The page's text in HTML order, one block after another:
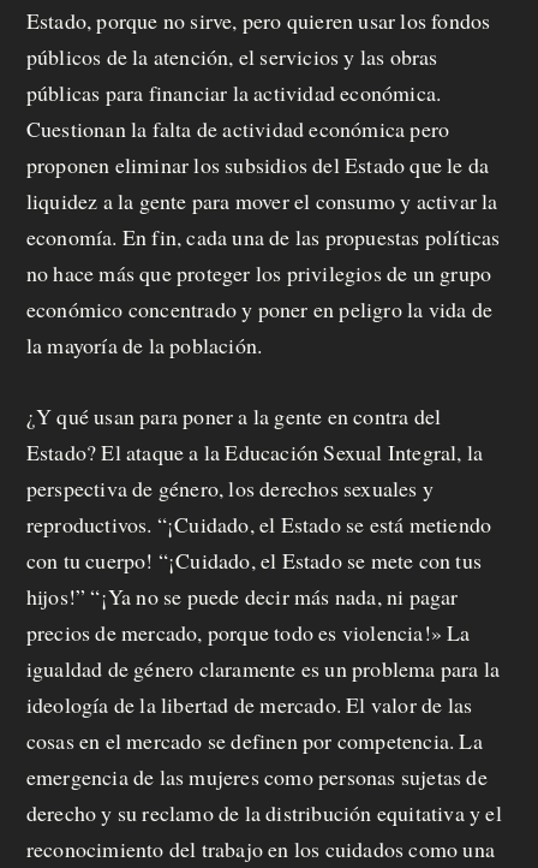
Estado, porque no sirve, pero quieren usar los fondos
públicos de la atención, el servicios y las obras
públicas para financiar la actividad económica.
Cuestionan la falta de actividad económica pero
proponen eliminar los subsidios del Estado que le da
liquidez a la gente para mover el consumo y activar la
economía. En fin, cada una de las propuestas políticas
no hace más que proteger los privilegios de un grupo
económico concentrado y poner en peligro la vida de
la mayoría de la población.
¿Y qué usan para poner a la gente en contra del
Estado? El ataque a la Educación Sexual Integral, la
perspectiva de género, los derechos sexuales y
reproductivos. “¡Cuidado, el Estado se está metiendo
con tu cuerpo! “¡Cuidado, el Estado se mete con tus
hijos!” “¡Ya no se puede decir más nada, ni pagar
precios de mercado, porque todo es violencia!» La
igualdad de género claramente es un problema para la
ideología de la libertad de mercado. El valor de las
cosas en el mercado se definen por competencia. La
emergencia de las mujeres como personas sujetas de
derecho y su reclamo de la distribución equitativa y el
reconocimiento del trabajo en los cuidados como una